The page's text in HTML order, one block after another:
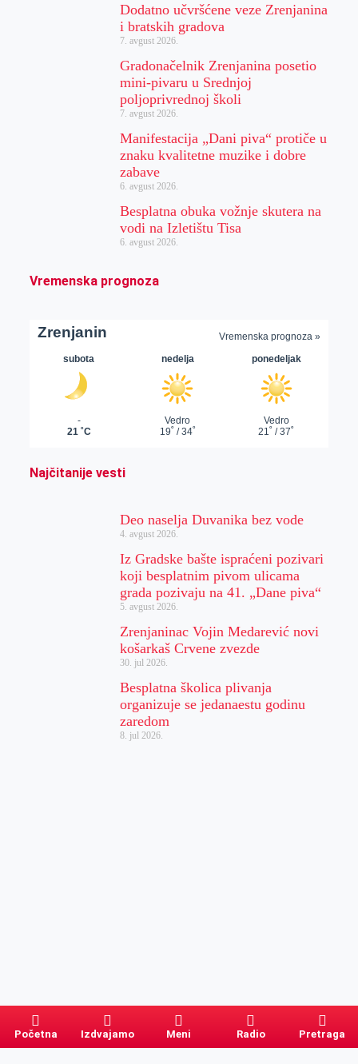
Dodatno učvršćene veze Zrenjanina
i bratskih gradova
7. avgust 2026.
Gradonačelnik Zrenjanina posetio
mini-pivaru u Srednjoj
poljoprivrednoj školi
7. avgust 2026.
Manifestacija „Dani piva“ protiče u
znaku kvalitetne muzike i dobre
zabave
6. avgust 2026.
Besplatna obuka vožnje skutera na
vodi na Izletištu Tisa
6. avgust 2026.
Vremenska prognoza
Najčitanije vesti
Deo naselja Duvanika bez vode
4. avgust 2026.
Iz Gradske bašte ispraćeni pozivari
koji besplatnim pivom ulicama
grada pozivaju na 41. „Dane piva“
5. avgust 2026.
Zrenjaninac Vojin Medarević novi
košarkaš Crvene zvezde
30. jul 2026.
Besplatna školica plivanja
organizuje se jedanaestu godinu
zaredom
8. jul 2026.
Početna Izdvajamo Meni Radio Pretraga